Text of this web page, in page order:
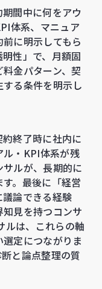
間中に何をアウ
体系、マニュア
に明示してもら
性」で、月額固
金パターン、契
る条件を明示し
終了時に社内に
ル・KPI体系が残
ルが、長期的に
。最後に「経営
論できる経験
見を持つコンサ
ルは、これらの軸
定につながりま
と論点整理の質